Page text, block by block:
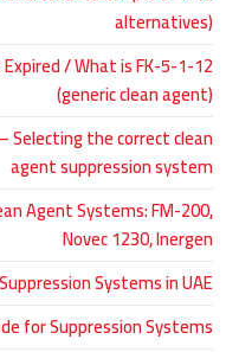
alternatives)
/ What is FK-5-1-12
(generic clean agent)
the correct clean
agent suppression system
Agent Systems: FM-200,
Novec 1230, Inergen
Systems in UAE
for Suppression Systems